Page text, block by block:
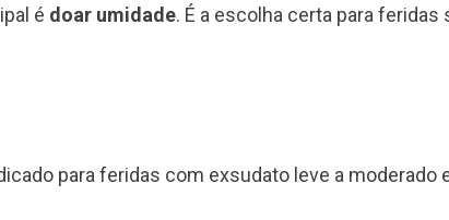
é doar umidade. É a escolha certa para
para feridas com exsudato leve a moderado